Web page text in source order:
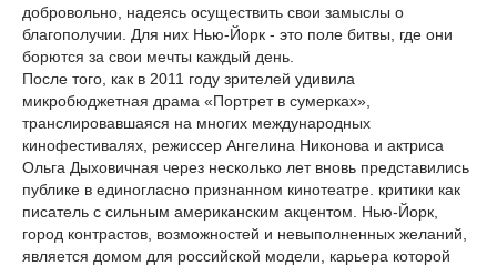
добровольно, надеясь осуществить свои замыслы о
благополучии. Для них Нью-Йорк - это поле битвы, где они
борются за свои мечты каждый день.
После того, как в 2011 году зрителей удивила
микробюджетная драма «Портрет в сумерках»,
транслировавшаяся на многих международных
кинофестивалях, режиссер Ангелина Никонова и актриса
Ольга Дыховичная через несколько лет вновь представились
публике в единогласно признанном кинотеатре. критики как
писатель с сильным американским акцентом. Нью-Йорк,
город контрастов, возможностей и невыполненных желаний,
является домом для российской модели, карьера которой